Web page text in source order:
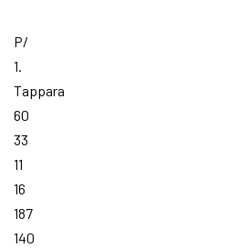
P/
1.
Tappara
60
33
11
16
187
140